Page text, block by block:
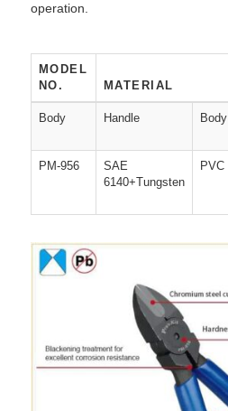
operation.
MODEL
NO.
MATERIAL
Body Handle Body
PM-956
SAE
6140+Tungsten
PVC